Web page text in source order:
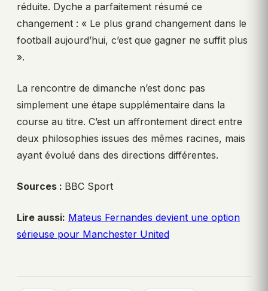
réduite. Dyche a parfaitement résumé ce
changement : « Le plus grand changement dans le
football aujourd’hui, c’est que gagner ne suffit plus
».
La rencontre de dimanche n’est donc pas
simplement une étape supplémentaire dans la
course au titre. C’est un affrontement direct entre
deux philosophies issues des mêmes racines, mais
ayant évolué dans des directions différentes.
Sources : BBC Sport
Lire aussi: Mateus Fernandes devient une option
sérieuse pour Manchester United